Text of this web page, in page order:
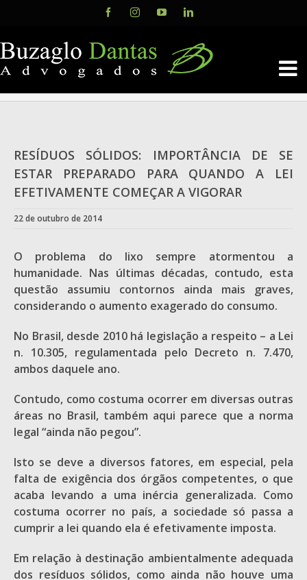
content
FacebookInstagramYouTubeLinkedIn
RESÍDUOS SÓLIDOS: IMPORTÂNCIA DE SE
ESTAR PREPARADO PARA QUANDO A LEI
EFETIVAMENTE COMEÇAR A VIGORAR
22 de outubro de 2014
O problema do lixo sempre atormentou a
humanidade. Nas últimas décadas, contudo, esta
questão assumiu contornos ainda mais graves,
considerando o aumento exagerado do consumo.
No Brasil, desde 2010 há legislação a respeito – a Lei
n. 10.305, regulamentada pelo Decreto n. 7.470,
ambos daquele ano.
Contudo, como costuma ocorrer em diversas outras
áreas no Brasil, também aqui parece que a norma
legal “ainda não pegou”.
Isto se deve a diversos fatores, em especial, pela
falta de exigência dos órgãos competentes, o que
acaba levando a uma inércia generalizada. Como
costuma ocorrer no país, a sociedade só passa a
cumprir a lei quando ela é efetivamente imposta.
Em relação à destinação ambientalmente adequada
dos resíduos sólidos, como ainda não houve uma